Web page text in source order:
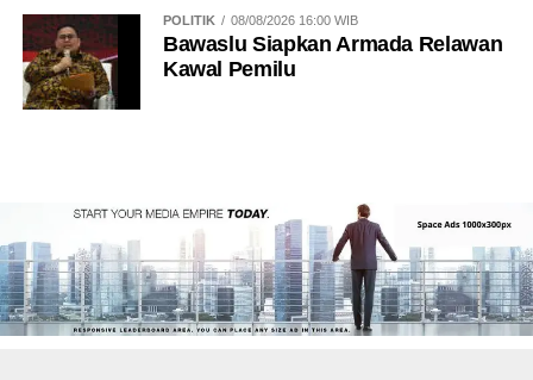
POLITIK 08/08/2026 16:00 WIB
Bawaslu Siapkan Armada Relawan
Kawal Pemilu